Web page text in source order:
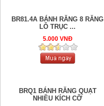
BR81.4A BÁNH RĂNG 8 RĂNG
LỖ TRỤC ...
5.000 VNĐ
BRQ1 BÁNH RĂNG QUẠT
NHIỀU KÍCH CỠ